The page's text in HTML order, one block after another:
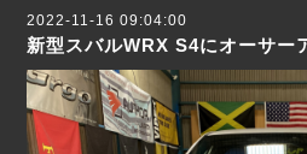
2022-11-16 09:04:00
新型スバルWRX S4にオーサー